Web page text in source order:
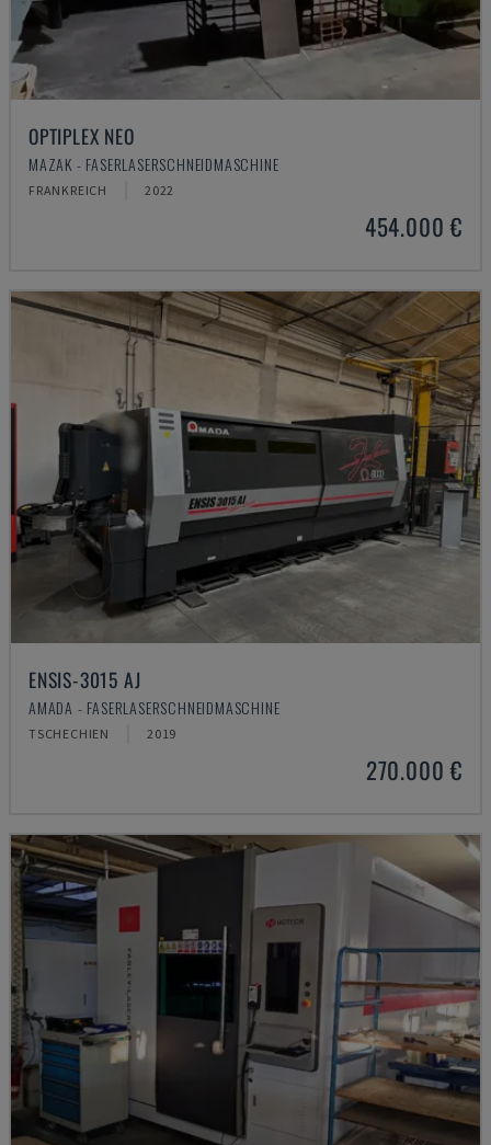
OPTIPLEX NEO
MAZAK - FASERLASERSCHNEIDMASCHINE
FRANKREICH 2022
454.000 €
ENSIS-3015 AJ
AMADA - FASERLASERSCHNEIDMASCHINE
TSCHECHIEN 2019
270.000 €